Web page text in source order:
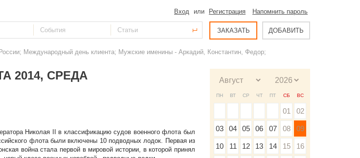
Вход или Регистрация Напомнить пароль
ЗАКАЗАТЬ ДОБАВИТЬ
Международный день клиента; Мужские именины - Аркадий, Константин, Федор;
2014, СРЕДА
Николая II в классификацию судов военного флота был
флота были включены 10 подводных лодок. Первая из
война стала первой в мировой истории, в которой принял
ПН ВТ СР ЧТ ПТ СБ ВС
01 02
03 04 05 06 07 08 09
10 11 12 13 14 15 16